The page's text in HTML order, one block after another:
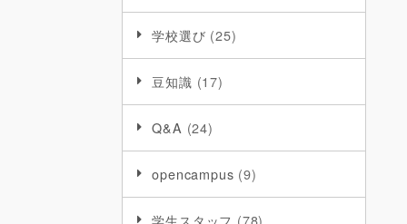
学校選び (25)
豆知識 (17)
Q&A (24)
opencampus (9)
学生スタッフ (78)